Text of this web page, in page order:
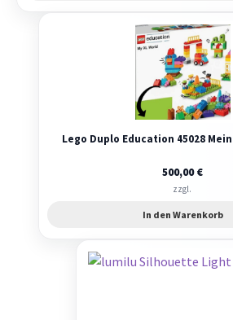
Lego Duplo Education 45028
500,00€
zzgl.
In den Warenkorb